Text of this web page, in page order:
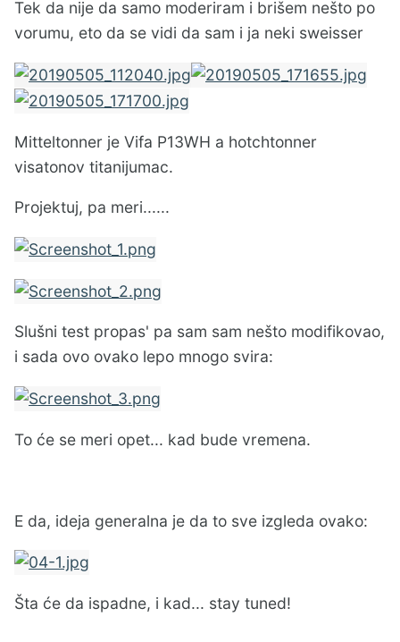
Tek da nije da samo moderiram i brišem nešto po
vorumu, eto da se vidi da sam i ja neki sweisser
Mitteltonner je Vifa P13WH a hotchtonner
visatonov titanijumac.
Projektuj, pa meri......
Slušni test propas' pa sam sam nešto modifikovao,
i sada ovo ovako lepo mnogo svira:
To će se meri opet... kad bude vremena.
E da, ideja generalna je da to sve izgleda ovako:
Šta će da ispadne, i kad... stay tuned!